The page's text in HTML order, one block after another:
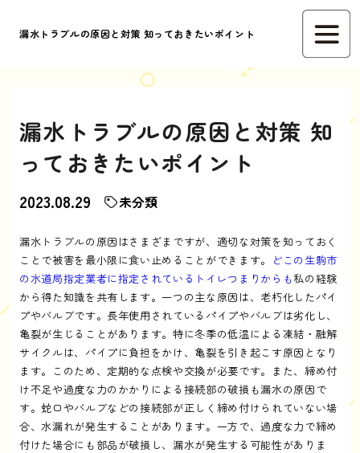
漏水トラブルの原因と対策 知っておきたいポイント
漏水トラブルの原因と対策 知
っておきたいポイント
2023.08.29 未分類
漏水トラブルの原因はさまざまですが、適切な対策を知っておく
ことで被害を最小限に食い止めることができます。
どこの生駒市
の水道局指定業者に指定されているトイレつまりからも私の経験
から得た知識を共有します。一つの主な原因は、老朽化したパイ
プやバルブです。長年使用されているパイプやバルブは劣化し、
亀裂が生じることがあります。特に冬季の低温による凍結・融解
サイクルは、パイプに負担をかけ、亀裂を引き起こす原因となり
ます。このため、定期的な点検や交換が必要です。また、締め付
け不足や過度な力のかかりによる接続部の破損も漏水の原因で
す。蛇口やバルブなどの接続部が正しく締め付けられていない場
合、水漏れが発生することがあります。一方で、過度な力で締め
付けた場合にも部品が破損し、漏水が発生する可能性がありま